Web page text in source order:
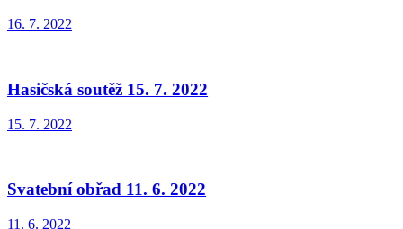
16. 7. 2022
Hasičská soutěž 15. 7. 2022
15. 7. 2022
Svatební obřad 11. 6. 2022
11. 6. 2022